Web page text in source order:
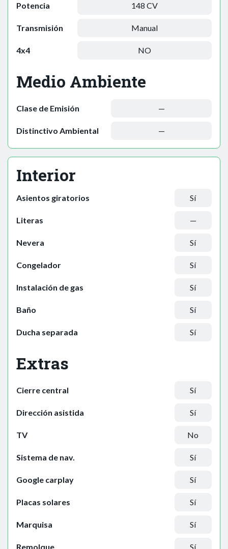
Potencia 148 CV
Transmisión Manual
4x4 NO
Medio Ambiente
Clase de Emisión —
Distinctivo Ambiental —
Interior
Asientos giratorios Sí
Literas —
Nevera Sí
Congelador Sí
Instalación de gas Sí
Baño Sí
Ducha separada Sí
Extras
Cierre central Sí
Dirección asistida Sí
TV No
Sistema de nav. Sí
Google carplay Sí
Placas solares Sí
Marquisa Sí
Remolque Sí